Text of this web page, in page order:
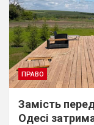
ПРАВО
Замість
Одесі